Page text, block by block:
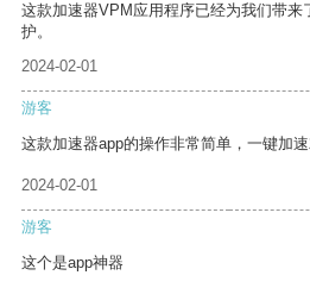
这款加速器VPM应用程序已经为我们带来
护。
2024-02-01
游客
这款加速器app的操作非常简单，一键加速
2024-02-01
游客
这个是app神器